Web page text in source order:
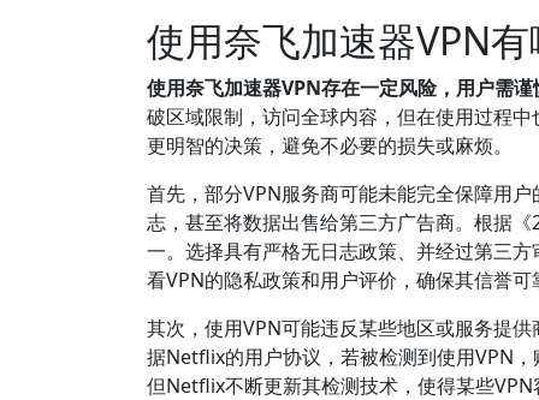
使用奈飞加速器VPN
使用奈飞加速器VPN存在一定风险，用户需
破区域限制，访问全球内容，但在使用过程
更明智的决策，避免不必要的损失或麻烦。
首先，部分VPN服务商可能未能完全保障用
志，甚至将数据出售给第三方广告商。根据
一。选择具有严格无日志政策、并经过第三
看VPN的隐私政策和用户评价，确保其信誉可
其次，使用VPN可能违反某些地区或服务提
据Netflix的用户协议，若被检测到使用VPN
但Netflix不断更新其检测技术，使得某些